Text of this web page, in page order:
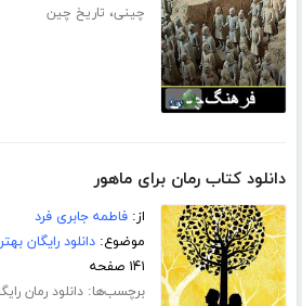
چینی، تاریخ چین
دانلود کتاب رمان برای ماهور
از:فاطمه جابری فرد
موضوع:دانلود رایگان
۱۴۱ صفحه
برچسب‌ها:دانلود رمان